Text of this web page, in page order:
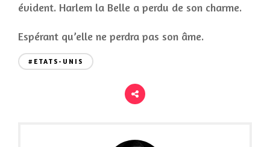
évident. Harlem la Belle a perdu de son charme.
Espérant qu’elle ne perdra pas son âme.
#ETATS-UNIS